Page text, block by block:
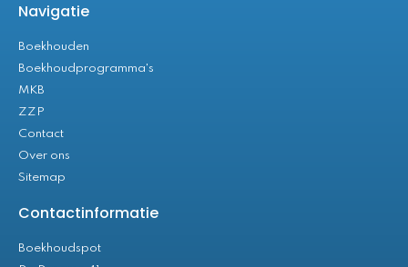
Navigatie
Boekhouden
Boekhoudprogramma's
MKB
ZZP
Contact
Over ons
Sitemap
Contactinformatie
Boekhoudspot